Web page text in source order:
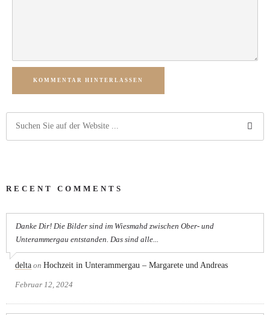
KOMMENTAR HINTERLASSEN
RECENT COMMENTS
Danke Dir! Die Bilder sind im Wiesmahd zwischen Ober- und
Unterammergau entstanden. Das sind alle...
delta on Hochzeit in Unterammergau – Margarete und Andreas
Februar 12, 2024